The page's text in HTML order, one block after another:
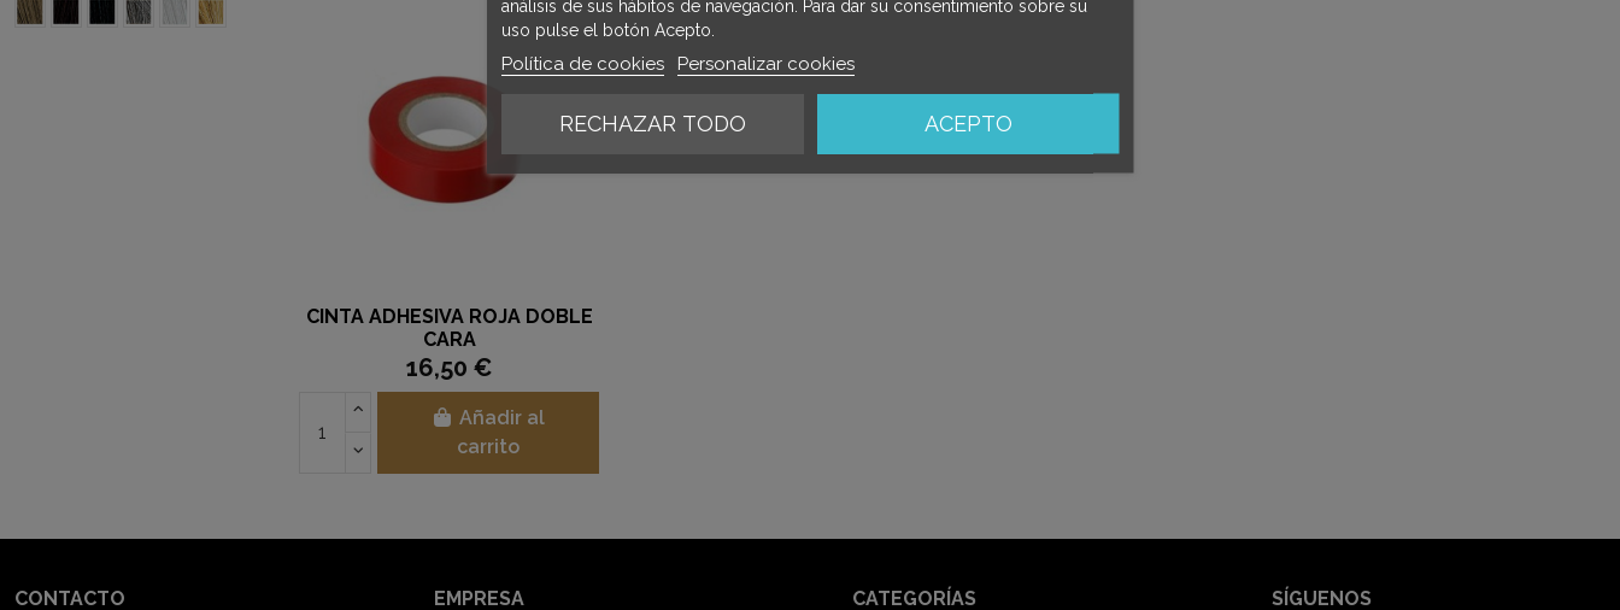
CINTA ADHESIVA ROJA DOBLE
CARA
16,50 €
Añadir al
carrito
CONTACTO EMPRESA CATEGORÍAS
análisis de sus hábitos de navegación. Para dar su consentimiento sobre su
uso pulse el botón Acepto.
Política de cookies Personalizar cookies
RECHAZAR TODO ACEPTO
SÍGUENOS